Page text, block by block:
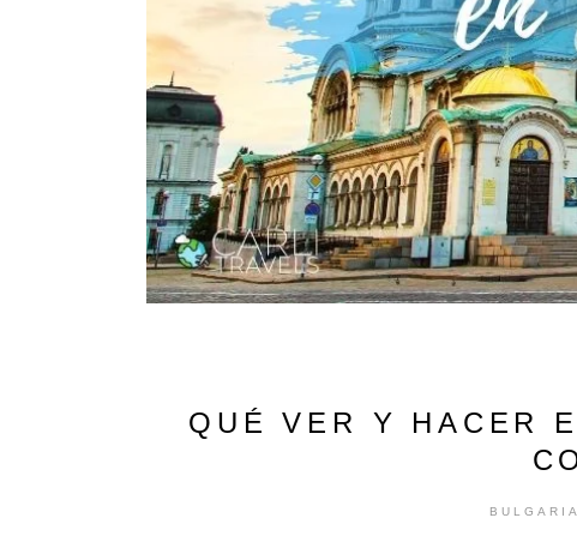
QUÉ VER Y HACER
BULGARIA